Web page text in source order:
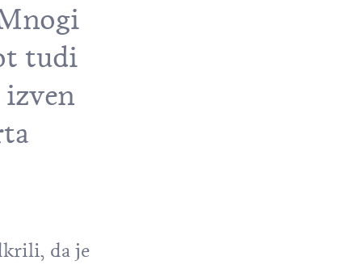
tudi
da je